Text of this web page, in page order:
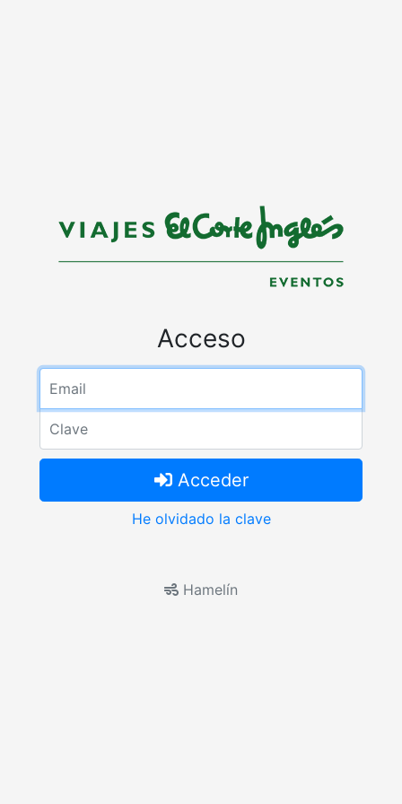
Acceso
Clave
Acceder
He olvidado la clave
Hamelín